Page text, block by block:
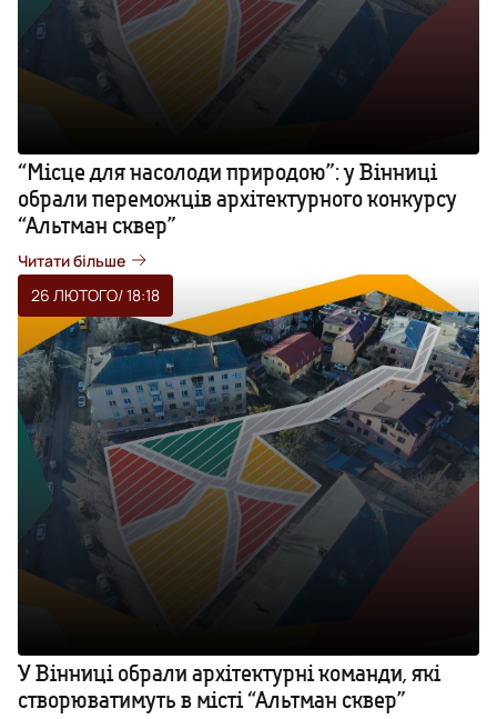
“Місце для насолоди природою”: у Вінниці
обрали переможців архітектурного конкурсу
“Альтман сквер”
Читати більше
26 ЛЮТОГО/ 18:18
У Вінниці обрали архітектурні команди, які
створюватимуть в місті “Альтман сквер”